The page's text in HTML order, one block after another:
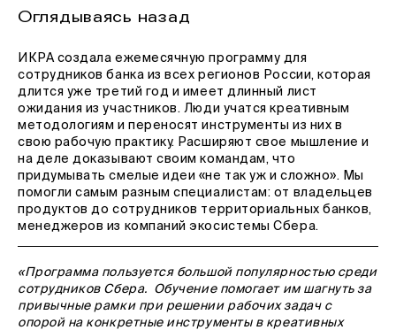
Оглядываясь назад
ИКРА создала ежемесячную программу для
сотрудников банка из всех регионов России, которая
длится уже третий год и имеет длинный лист
ожидания из участников. Люди учатся креативным
методологиям и переносят инструменты из них в
свою рабочую практику. Расширяют свое мышление и
на деле доказывают своим командам, что
придумывать смелые идеи «не так уж и сложно». Мы
помогли самым разным специалистам: от владельцев
продуктов до сотрудников территориальных банков,
менеджеров из компаний экосистемы Сбера.
«Программа пользуется большой популярностью среди
сотрудников Сбера. Обучение помогает им шагнуть за
привычные рамки при решении рабочих задач с
опорой на конкретные инструменты в креативных